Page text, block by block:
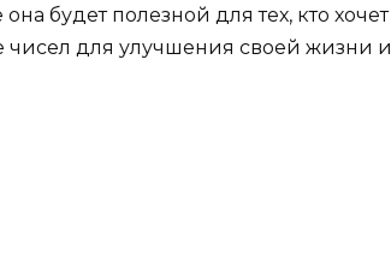
будет полезной для тех, кто хочет
чисел для улучшения своей жизни и